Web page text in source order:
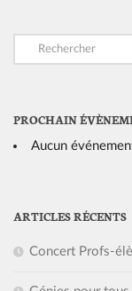
PROCHAIN
Aucun
ARTICLES RÉCENTS
Concert Profs-